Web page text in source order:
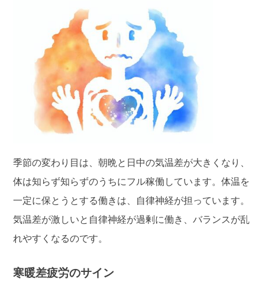
季節の変わり目は、朝晩と日中の気温差が大きくなり、
体は知らず知らずのうちにフル稼働しています。体温を
一定に保とうとする働きは、自律神経が担っています。
気温差が激しいと自律神経が過剰に働き、バランスが乱
れやすくなるのです。
寒暖差疲労のサイン